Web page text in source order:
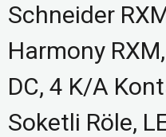
Schneider
Harmony
DC, 4 K/A
Soketli Röle,